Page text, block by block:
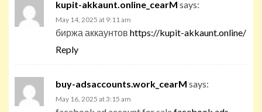
kupit-akkaunt.online_cearM says:
May 14, 2025 at 9:11 am
биржа аккаунтов https://kupit-akkaunt.online/
Reply
buy-adsaccounts.work_cearM says:
May 16, 2025 at 3:15 am